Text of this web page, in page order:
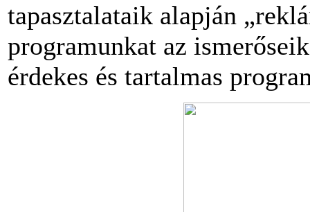
tapasztalataik alapján
programunkat az
érdekes és tartalmas